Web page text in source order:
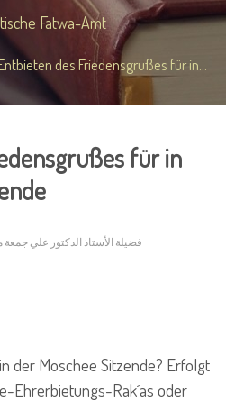
Fatwa-Amt
des Friedensgrußes für in...
für in
فضيلة الأستاذ الدكتور علي
der Moschee Sitzende? Erfolgt
Ehrerbietungs-Rak´as oder